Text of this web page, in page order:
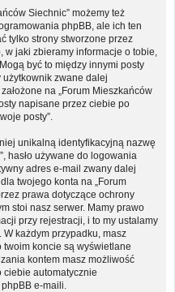
Siechnic” możemy też
phpBB, ale ich ten
tylko strony stworzone przez
jaki zbieramy informacje o tobie,
być to między innymi posty
zwane dalej
na „Forum Mieszkańców
napisane przez ciebie po
posty”.
unikalną identyfikacyjną nazwę
hasło używane do logowania
adres e-mail zwany dalej
twojego konta na „Forum
prawa dotyczące ochrony
stoi nasz serwer. Mamy prawo
przy rejestracji, i to my ustalamy
każdym przypadku, masz
koncie są wyświetlane
kontem masz możliwość
ciebie automatycznie
e-maili.